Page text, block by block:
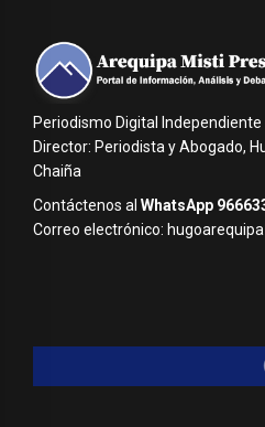
Periodismo Digital
Director: Periodista y Abogado,
Chaiña
Contáctenos al WhatsApp
Correo electrónico: